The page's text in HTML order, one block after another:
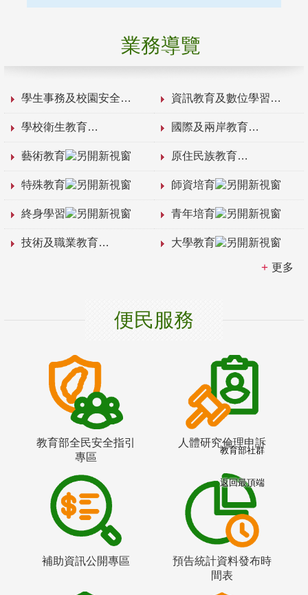
業務導覽
學生事務及校園安全 資訊教育及數位學習
學校衛生教育 國際及兩岸教育
藝術教育 原住民族教育
特殊教育 師資培育
終身學習 青年培育
技術及職業教育 大學教育
更多
便民服務
教育部全民安全指引
專區
人體研究倫理申訴
補助資訊公開專區
預告統計資料發布時
間表
教育部社群
返回最頂端